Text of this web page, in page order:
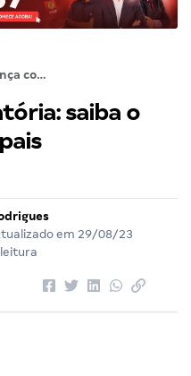
Sentença condenatória: saiba o que é e suas principais características!
saiba o
em 29/08/23